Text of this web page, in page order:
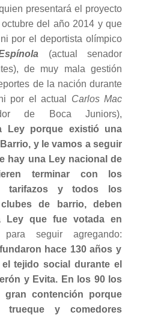
presentará el proyecto
del año 2014 y que
por el deportista olímpico
(actual senador
de muy mala gestión
de la nación durante
por el actual Carlos Mac
de Boca Juniors),
Ley porque existió una
y le vamos a seguir
hay una Ley nacional de
terminar con los
tarifazos y todos los
de barrio, deben
Ley que fue votada en
para seguir agregando:
hace 130 años y
tejido social durante el
y Evita. En los 90 los
contención porque
y comedores